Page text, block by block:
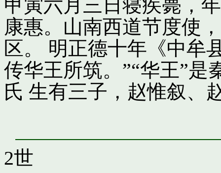
甲寅六月三日寝疾薨，
康惠。山南西道节度使
区。 明正德十年《中牟
传华王所筑。”“华王”是
氏 生有三子，赵惟叙、
2世